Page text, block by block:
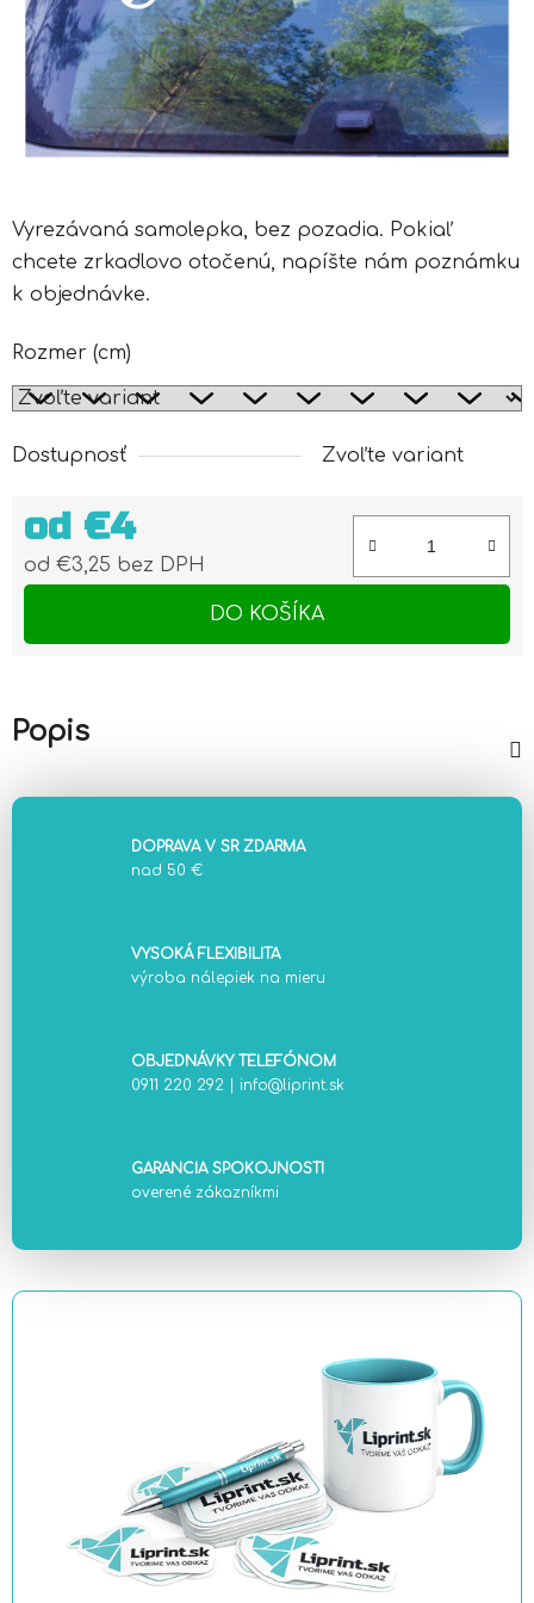
Vyrezávaná samolepka, bez pozadia. Pokiaľ
chcete zrkadlovo otočenú, napíšte nám poznámku
k objednávke.
Rozmer (cm)
Dostupnosť Zvoľte variant
od €4
od €3,25 bez DPH
DO KOŠÍKA
Popis
DOPRAVA V SR ZDARMA
nad 50 €
VYSOKÁ FLEXIBILITA
výroba nálepiek na mieru
OBJEDNÁVKY TELEFÓNOM
0911 220 292
info@liprint.sk
GARANCIA SPOKOJNOSTI
overené zákazníkmi